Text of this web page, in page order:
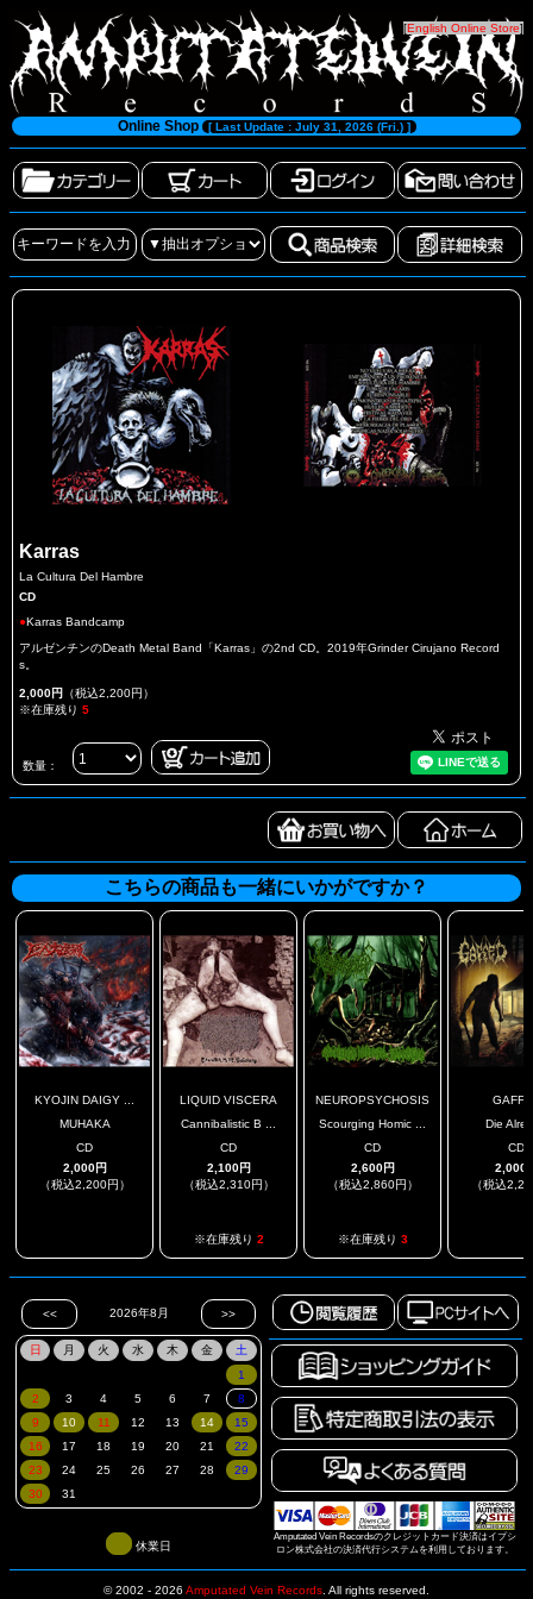
[English Online Store]
Online Shop [ Last Update : July 31, 2026 (Fri.) ]
Karras
La Cultura Del Hambre
CD
●Karras Bandcamp
アルゼンチンのDeath Metal Band「Karras」の2nd CD。2019年Grinder Cirujano Record
s。
2,000円 （税込2,200円）
※在庫残り 5
数量：
こちらの商品も一緒にいかがですか？
KYOJIN DAIGY ...
MUHAKA
CD
2,000円
（税込2,200円）
LIQUID VISCERA
Cannibalistic B ...
CD
2,100円
（税込2,310円）
※在庫残り 2
NEUROPSYCHOSIS
Scourging Homic ...
CD
2,600円
（税込2,860円）
※在庫残り 3
Die
CD
2,000
（税込
Amputated Vein Recordsのクレジットカード決済はイプシ
ロン株式会社の決済代行システムを利用しております。
休業日
© 2002 - 2026 Amputated Vein Records All rights reserved.